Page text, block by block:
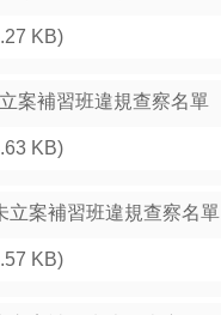
KB)
案補習班違規查察名單
KB)
立案補習班違規查察名單
KB)